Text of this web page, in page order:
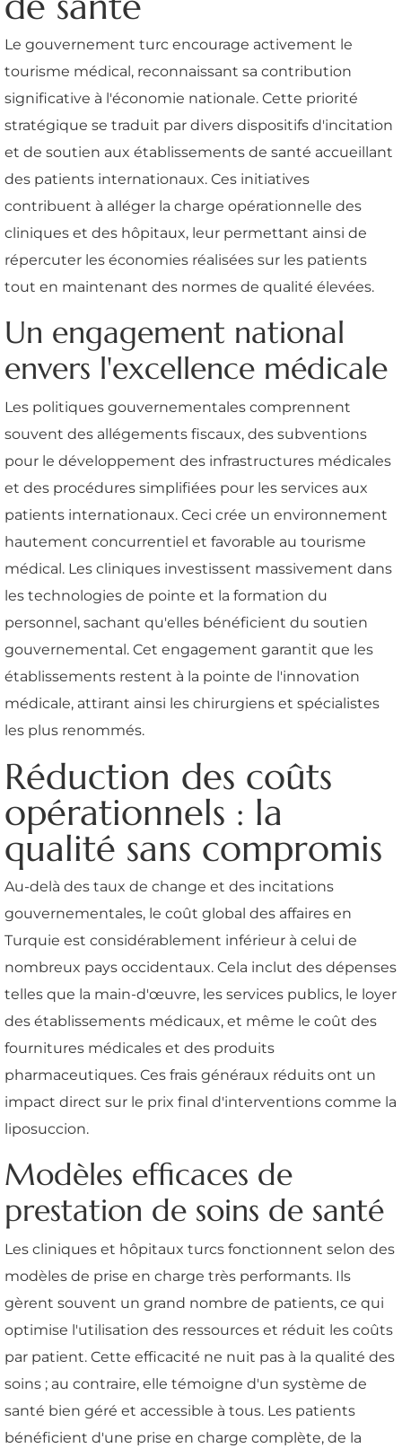
Le gouvernement turc encourage activement le
tourisme médical, reconnaissant sa contribution
significative à l'économie nationale. Cette priorité
stratégique se traduit par divers dispositifs d'incitation
et de soutien aux établissements de santé accueillant
des patients internationaux. Ces initiatives
contribuent à alléger la charge opérationnelle des
cliniques et des hôpitaux, leur permettant ainsi de
répercuter les économies réalisées sur les patients
tout en maintenant des normes de qualité élevées.
Un engagement national
envers l'excellence médicale
Les politiques gouvernementales comprennent
souvent des allégements fiscaux, des subventions
pour le développement des infrastructures médicales
et des procédures simplifiées pour les services aux
patients internationaux. Ceci crée un environnement
hautement concurrentiel et favorable au tourisme
médical. Les cliniques investissent massivement dans
les technologies de pointe et la formation du
personnel, sachant qu'elles bénéficient du soutien
gouvernemental. Cet engagement garantit que les
établissements restent à la pointe de l'innovation
médicale, attirant ainsi les chirurgiens et spécialistes
les plus renommés.
Réduction des coûts
opérationnels : la
qualité sans compromis
Au-delà des taux de change et des incitations
gouvernementales, le coût global des affaires en
Turquie est considérablement inférieur à celui de
nombreux pays occidentaux. Cela inclut des dépenses
telles que la main-d'œuvre, les services publics, le loyer
des établissements médicaux, et même le coût des
fournitures médicales et des produits
pharmaceutiques. Ces frais généraux réduits ont un
impact direct sur le prix final d'interventions comme la
liposuccion.
Modèles efficaces de
prestation de soins de santé
Les cliniques et hôpitaux turcs fonctionnent selon des
modèles de prise en charge très performants. Ils
gèrent souvent un grand nombre de patients, ce qui
optimise l'utilisation des ressources et réduit les coûts
par patient. Cette efficacité ne nuit pas à la qualité des
soins ; au contraire, elle témoigne d'un système de
santé bien géré et accessible à tous. Les patients
bénéficient d'une prise en charge complète, de la